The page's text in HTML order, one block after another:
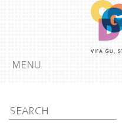
MENU
for: